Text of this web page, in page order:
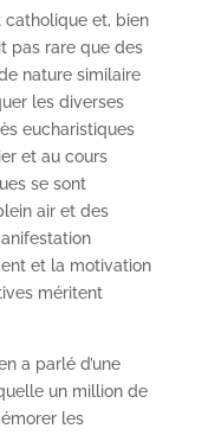
et, bien
pas rare que des
nature similaire
les diverses
eucharistiques
et au cours
se sont
air et des
et la motivation
méritent
a parlé d’une
un million de
les